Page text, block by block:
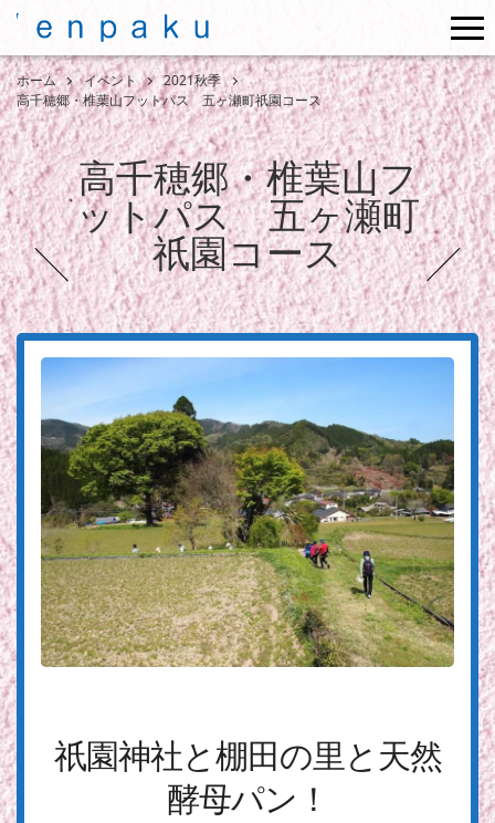
ホーム イベント
2021秋季
高千穂郷・椎葉山フットパス 五ヶ瀬町祇園コース
高千穂郷・椎葉山フ
ットパス 五ヶ瀬町
祇園コース
祇園神社と棚田の里と天然
酵母パン！